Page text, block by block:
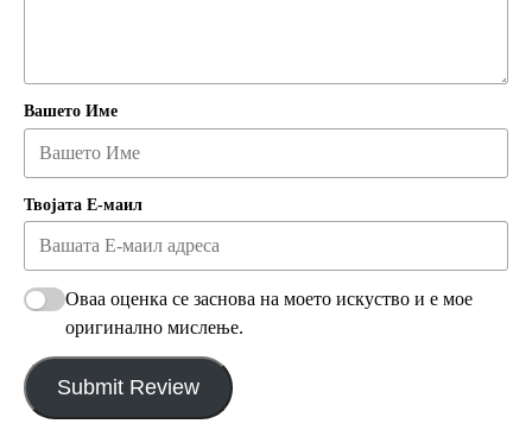
Вашето Име
Твојата Е-маил
Оваа оценка се заснова на моето искуство и е мое
оригинално мислење.
Submit Review